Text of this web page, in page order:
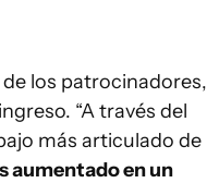
los patrocinadores,
“A través del
más articulado de
aumentado en un